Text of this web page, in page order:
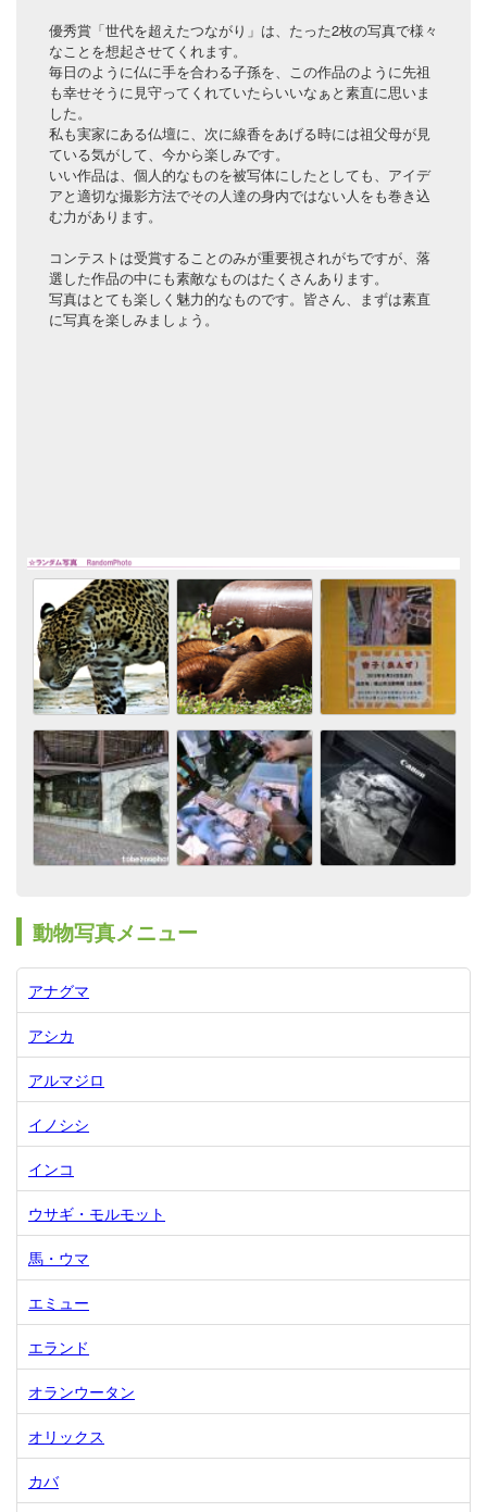
優秀賞「世代を超えたつながり」は、たった2枚の写真で様々
なことを想起させてくれます。
毎日のように仏に手を合わる子孫を、この作品のように先祖
も幸せそうに見守ってくれていたらいいなぁと素直に思いま
した。
私も実家にある仏壇に、次に線香をあげる時には祖父母が見
ている気がして、今から楽しみです。
いい作品は、個人的なものを被写体にしたとしても、アイデ
アと適切な撮影方法でその人達の身内ではない人をも巻き込
む力があります。
コンテストは受賞することのみが重要視されがちですが、落
選した作品の中にも素敵なものはたくさんあります。
写真はとても楽しく魅力的なものです。皆さん、まずは素直
に写真を楽しみましょう。
動物写真メニュー
アナグマ
アシカ
アルマジロ
イノシシ
インコ
ウサギ・モルモット
馬・ウマ
エミュー
エランド
オランウータン
オリックス
カバ